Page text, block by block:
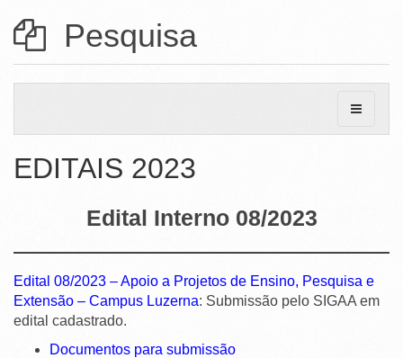
Ministério do Meio Ambiente
Ministério do Turismo
Advocacia-Geral da União
Pesquisa
EDITAIS 2023
Edital Interno 08/2023
Edital 08/2023 – Apoio a Projetos de Ensino, Pesquisa e
Extensão – Campus Luzerna: Submissão pelo SIGAA em
edital cadastrado.
Documentos para submissão